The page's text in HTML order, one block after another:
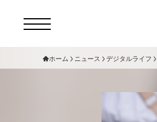
ホーム ニュース デジタルライフ